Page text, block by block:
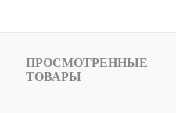
ПРОСМОТРЕННЫЕ
ТОВАРЫ